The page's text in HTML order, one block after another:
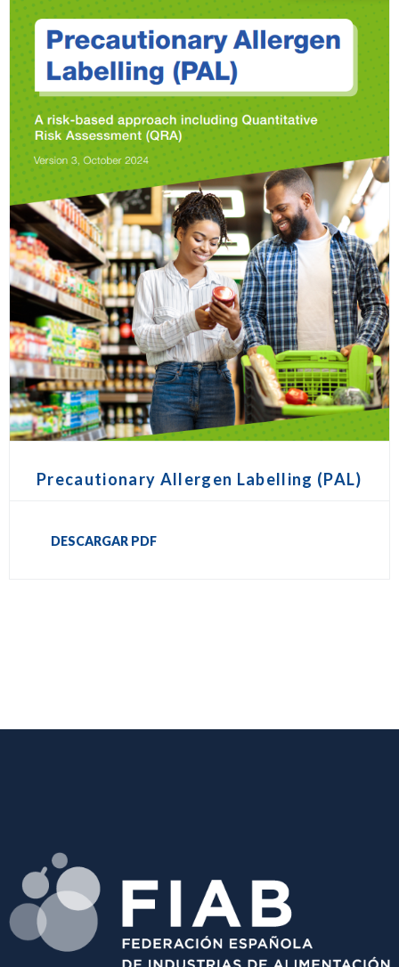
Precautionary Allergen Labelling (PAL)
DESCARGAR PDF